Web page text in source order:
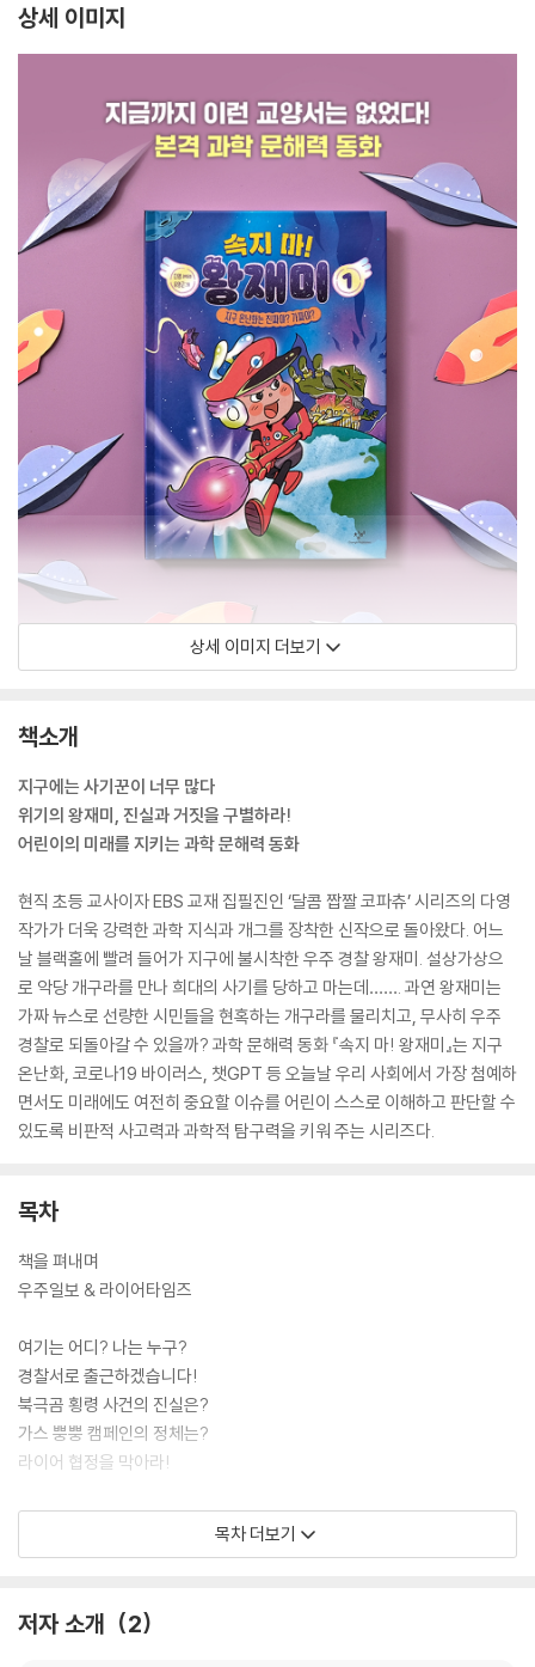
상세 이미지
상세 이미지 더보기
책소개
지구에는 사기꾼이 너무 많다
위기의 왕재미, 진실과 거짓을 구별하라!
어린이의 미래를 지키는 과학 문해력 동화
현직 초등 교사이자 EBS 교재 집필진인 ‘달콤 짭짤 코파츄’ 시리즈의 다영
작가가 더욱 강력한 과학 지식과 개그를 장착한 신작으로 돌아왔다. 어느
날 블랙홀에 빨려 들어가 지구에 불시착한 우주 경찰 왕재미. 설상가상으
로 악당 개구라를 만나 희대의 사기를 당하고 마는데……. 과연 왕재미는
가짜 뉴스로 선량한 시민들을 현혹하는 개구라를 물리치고, 무사히 우주
경찰로 되돌아갈 수 있을까? 과학 문해력 동화 『속지 마! 왕재미』는 지구
온난화, 코로나19 바이러스, 챗GPT 등 오늘날 우리 사회에서 가장 첨예하
면서도 미래에도 여전히 중요할 이슈를 어린이 스스로 이해하고 판단할 수
있도록 비판적 사고력과 과학적 탐구력을 키워 주는 시리즈다.
목차
책을 펴내며
우주일보 & 라이어타임즈
여기는 어디? 나는 누구?
경찰서로 출근하겠습니다!
북극곰 횡령 사건의 진실은?
가스 뿡뿡 캠페인의 정체는?
라이어 협정을 막아라!
개구라의 사기 특강: 계약서 바로 읽기
왕재미의 수사 일지: 비판적으로 그래프 해석하기
목차 더보기
저자 소개 2